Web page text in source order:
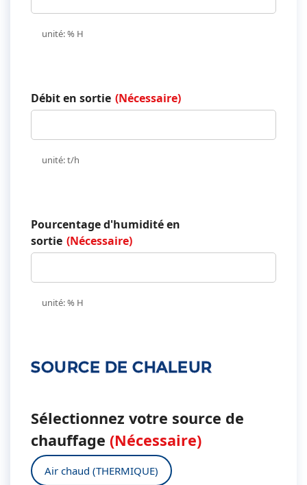
unité: % H
Débit en sortie (Nécessaire)
unité: t/h
Pourcentage d'humidité en
sortie (Nécessaire)
unité: % H
SOURCE DE CHALEUR
Sélectionnez votre source de
chauffage (Nécessaire)
Air chaud (THERMIQUE)